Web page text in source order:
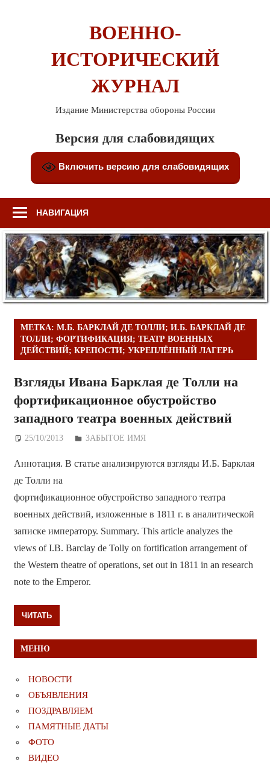
ВОЕННО-
ИСТОРИЧЕСКИЙ
ЖУРНАЛ
Издание Министерства обороны России
Версия для слабовидящих
Включить версию для слабовидящих
НАВИГАЦИЯ
МЕТКА: М.Б. БАРКЛАЙ ДЕ ТОЛЛИ; И.Б. БАРКЛАЙ ДЕ
ТОЛЛИ; ФОРТИФИКАЦИЯ; ТЕАТР ВОЕННЫХ
ДЕЙСТВИЙ; КРЕПОСТИ; УКРЕПЛЁННЫЙ ЛАГЕРЬ
Взгляды Ивана Барклая де Толли на
фортификационное обустройство
западного театра военных действий
25/10/2013 Дежурный по Редакции
ЗАБЫТОЕ ИМЯ
Аннотация. В статье анализируются взгляды И.Б. Барклая
де Толли на
фортификационное обустройство западного театра
военных действий, изложенные в 1811 г. в аналитической
записке императору. Summary. This article analyzes the
views of I.B. Barclay de Tolly on fortification arrangement of
the Western theatre of operations, set out in 1811 in an research
note to the Emperor.
ЧИТАТЬ
МЕНЮ
НОВОСТИ
ОБЪЯВЛЕНИЯ
ПОЗДРАВЛЯЕМ
ПАМЯТНЫЕ ДАТЫ
ФОТО
ВИДЕО